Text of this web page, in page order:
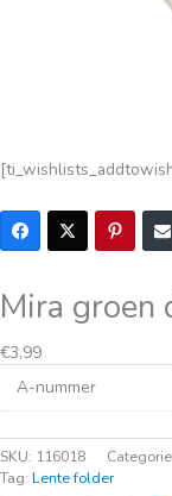
Mira groen
€3,99
A-nummer
SKU: 116018
Tag: Lente folder